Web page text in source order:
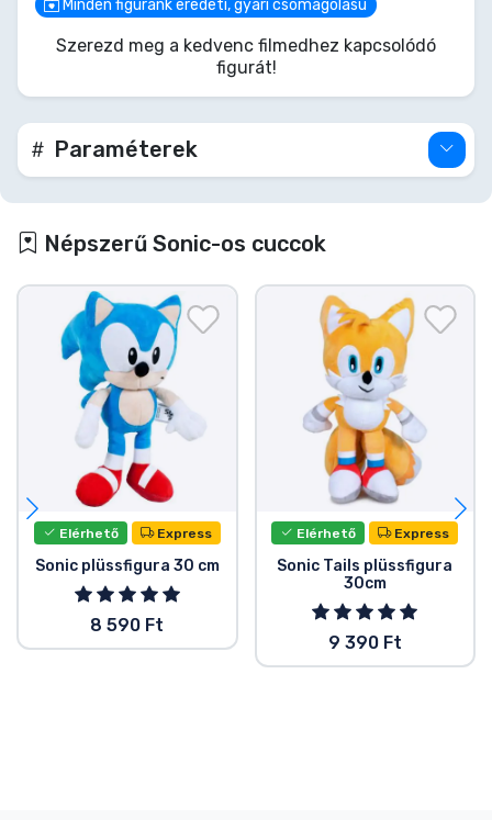
hogy elsuhanjon melletted ez a csillogó darab –
ideje begyűjteni ezt a Chaos Emerald szintű
Minden figuránk eredeti, gyári csomagolású
Szerezd meg a kedvenc filmedhez kapcsolódó
figurát!
Paraméterek
Népszerű Sonic-os cuccok
Elérhető Express
Sonic plüssfigura 30 cm
8 590 Ft
Elérhető Express
Sonic Tails plüssfigura
30cm
9 390 Ft